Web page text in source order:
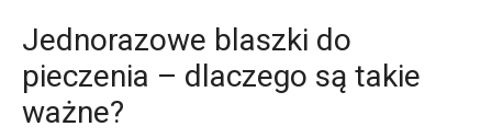
Jednorazowe blaszki do
pieczenia – dlaczego są takie
ważne?